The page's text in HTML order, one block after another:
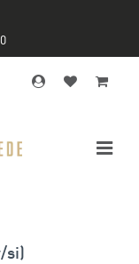
si)